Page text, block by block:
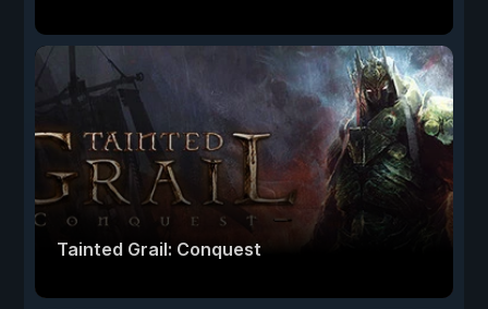
Tainted Grail: Conquest